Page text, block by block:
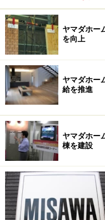
(2)軽量＆重量鉄骨造に加
・軽量鉄骨造＝「カサ
建てに対応）
・重量鉄骨造＝「ビュー
応）
・木造軸組工法＝「アー
※これら商品体系をベー
ヤマダホー
を向上
ヤマダホー
給を推進
ヤマダホー
棟を建設